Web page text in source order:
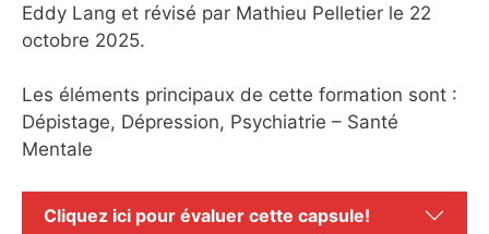
Eddy Lang et révisé par Mathieu Pelletier le 22
octobre 2025.
Les éléments principaux de cette formation sont :
Dépistage, Dépression, Psychiatrie – Santé
Mentale
Cliquez ici pour évaluer cette capsule!